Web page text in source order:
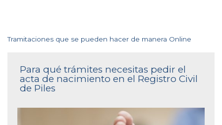
Tramitaciones que se pueden hacer de manera Online
Para qué trámites necesitas pedir el
acta de nacimiento en el Registro Civil
de Piles